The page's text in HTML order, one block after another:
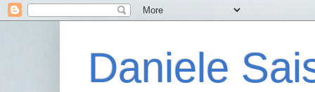
Daniele